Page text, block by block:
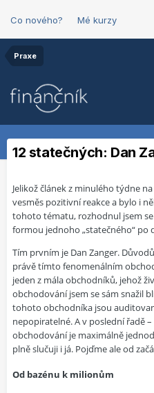
Co nového? Mé kurzy
Praxe
12 statečných: Dan
Jelikož článek z minulého týdne
vesměs pozitivní reakce a bylo i
tohoto tématu, rozhodnul jsem
formou jednoho „statečného“ po
Tím prvním je Dan Zanger.
právě tímto fenomenálním
jeden z mála obchodníků, jehož
obchodování jsem se sám snažil
tohoto obchodníka jsou
nepopiratelné. A v poslední řadě
obchodování je maximálně
plně slučuji i já. Pojďme ale od
Od bazénu k milionům